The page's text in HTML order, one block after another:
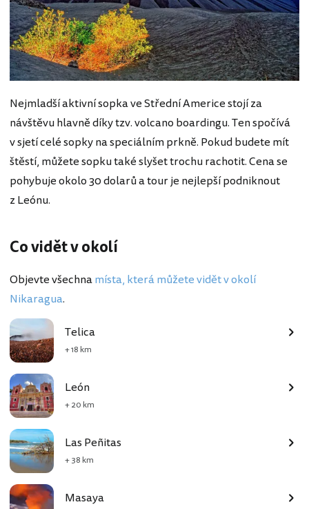
Nejmladší aktivní sopka ve Střední Americe stojí za
návštěvu hlavně díky tzv. volcano boardingu. Ten spočívá
v sjetí celé sopky na speciálním prkně. Pokud budete mít
štěstí, můžete sopku také slyšet trochu rachotit. Cena se
pohybuje okolo 30 dolarů a tour je nejlepší podniknout
z Leónu.
Co vidět v okolí
Objevte všechnamísta, která můžete vidět v okolí
Nikaragua.
Telica
+ 18 km
León
+ 20 km
Las Peñitas
+ 38 km
Masaya